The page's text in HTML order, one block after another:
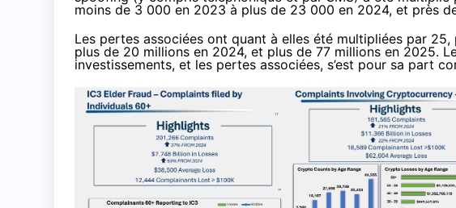
moins de 3 000 en 2023 à plus de 23 000 en 2024, et près
Les pertes associées ont quant à elles été multipliées par
plus de 20 millions en 2024, et plus de 77 millions en 2025.
investissements, et les pertes associées, s’est pour sa part